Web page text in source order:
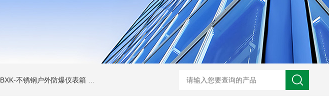
BXK-不锈钢户外防爆仪表箱 防爆磁力启动器批发价 BXK-户外防爆仪表箱